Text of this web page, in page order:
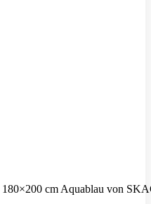
cm Aquablau von